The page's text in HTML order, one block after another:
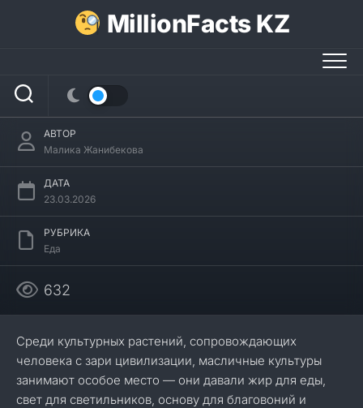
MillionFacts KZ
АВТОР
Малика Жанибекова
ДАТА
23.03.2026
РУБРИКА
Еда
632
Среди культурных растений, сопровождающих
человека с зари цивилизации, масличные культуры
занимают особое место — они давали жир для еды,
свет для светильников, основу для благовоний и